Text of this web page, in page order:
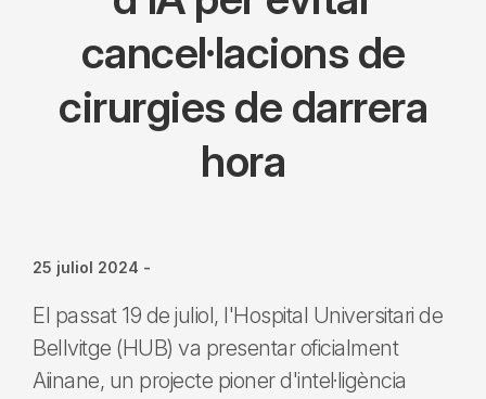
cancel·lacions de
cirurgies de darrera
hora
25 juliol 2024 -
El passat 19 de juliol, l'Hospital Universitari de
Bellvitge (HUB) va presentar oficialment
Aiinane, un projecte pioner d'intel·ligència